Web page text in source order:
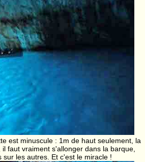
est minuscule : 1m de haut seulement, la
faut vraiment s'allonger dans la barque,
sur les autres. Et c'est le miracle !